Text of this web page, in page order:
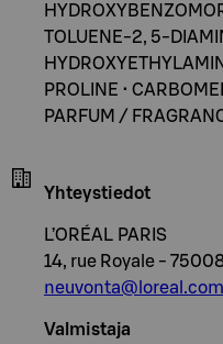
TOLUENE-2, 5-
PROLINE •
PARFUM /
Yhteystiedot
L’ORÉAL PARIS
14, rue Royale -
neuvonta@loreal.com
Valmistaja